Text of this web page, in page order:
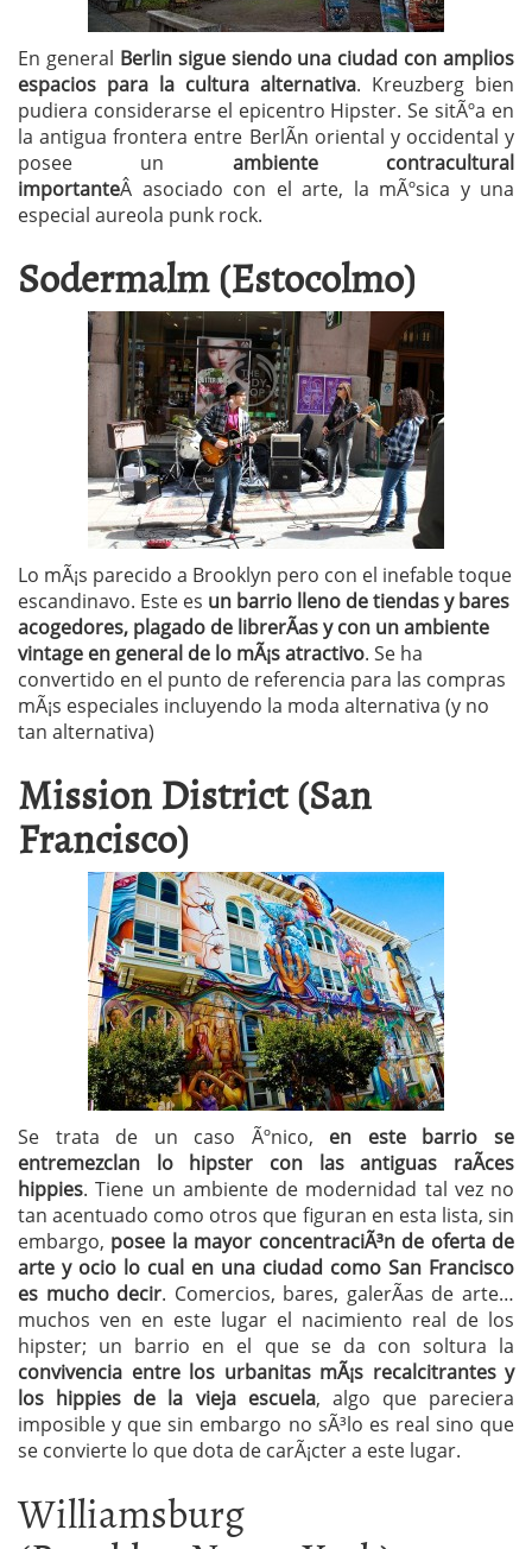
En general Berlin sigue siendo una ciudad con amplios
espacios para la cultura alternativa. Kreuzberg bien
pudiera considerarse el epicentro Hipster. Se sitÃºa en
la antigua frontera entre BerlÃ­n oriental y occidental y
posee un ambiente contracultural
importanteÂ asociado con el arte, la mÃºsica y una
especial aureola punk rock.
Sodermalm (Estocolmo)
Lo mÃ¡s parecido a Brooklyn pero con el inefable toque
escandinavo. Este es un barrio lleno de tiendas y bares
acogedores, plagado de librerÃ­as y con un ambiente
vintage en general de lo mÃ¡s atractivo. Se ha
convertido en el punto de referencia para las compras
mÃ¡s especiales incluyendo la moda alternativa (y no
tan alternativa)
Mission District (San
Francisco)
Se trata de un caso Ãºnico, en este barrio se
entremezclan lo hipster con las antiguas raÃ­ces
hippies. Tiene un ambiente de modernidad tal vez no
tan acentuado como otros que figuran en esta lista, sin
embargo, posee la mayor concentraciÃ³n de oferta de
arte y ocio lo cual en una ciudad como San Francisco
es mucho decir. Comercios, bares, galerÃ­as de arte…
muchos ven en este lugar el nacimiento real de los
hipster; un barrio en el que se da con soltura la
convivencia entre los urbanitas mÃ¡s recalcitrantes y
los hippies de la vieja escuela, algo que pareciera
imposible y que sin embargo no sÃ³lo es real sino que
se convierte lo que dota de carÃ¡cter a este lugar.
Williamsburg